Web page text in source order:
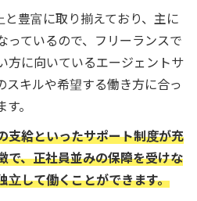
豊富に取り揃えており、主に
っているので、フリーランスで
方に向いているエージェントサ
スキルや希望する働き方に合っ
。
支給といったサポート制度が充
で、正社員並みの保障を受けな
立して働くことができます。